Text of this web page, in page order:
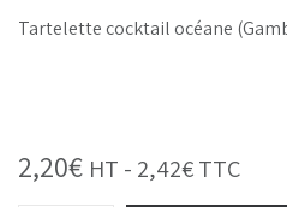
Tartelette cocktail océane
2,20€ HT - 2,42€TTC